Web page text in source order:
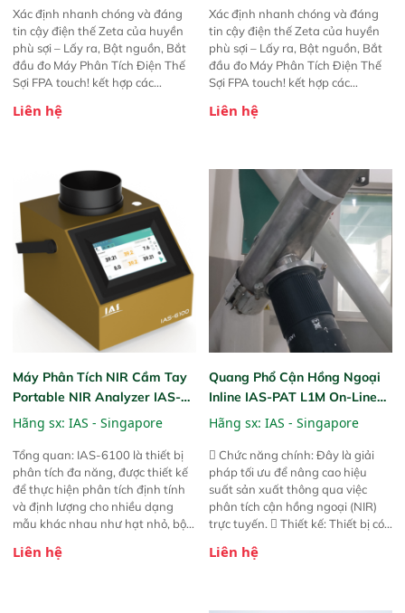
Xác định nhanh chóng và đáng
tin cậy điện thế Zeta của huyền
phù sợi – Lấy ra, Bật nguồn, Bắt
đầu đo Máy Phân Tích Điện Thế
Sợi FPA touch! kết hợp các
được chứng minh với sự đơn giản
trước đó. Nhưng so với các phiên
bản trước, FPA touch! nhỏ hơn và
nhẹ hơn đáng kể, đồng thời được
nâng cấp với các tính năng mới.
Liên hệ
Xác định nhanh chóng và đáng
tin cậy điện thế Zeta của huyền
phù sợi – Lấy ra, Bật nguồn, Bắt
đầu đo Máy Phân Tích Điện Thế
Sợi FPA touch! kết hợp các
được chứng minh với sự đơn giản
trước đó. Nhưng so với các phiên
bản trước, FPA touch! nhỏ hơn và
nhẹ hơn đáng kể, đồng thời được
nâng cấp với các tính năng mới.
Liên hệ
Máy Phân Tích NIR Cầm Tay
Portable NIR Analyzer IAS-
6100
Hãng sx: IAS - Singapore
Tổng quan: IAS-6100 là thiết bị
phân tích đa năng, được thiết kế
để thực hiện phân tích định tính
và định lượng cho nhiều dạng
mẫu khác nhau như hạt nhỏ, bột,
này cho phép bất kỳ ai cũng có
Liên hệ
Quang Phổ Cận Hồng Ngoại
Inline IAS-PAT L1M On-Line
NIR
Hãng sx: IAS - Singapore
 Chức năng chính: Đây là giải
pháp tối ưu để nâng cao hiệu
suất sản xuất thông qua việc
phân tích cận hồng ngoại (NIR)
trực tuyến.  Thiết kế: Thiết bị có
hỗ trợ tản nhiệt tăng cường và đã
năng theo dõi thông số theo thời
Liên hệ